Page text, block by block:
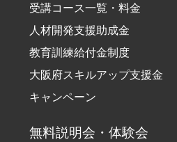
受講コース一覧・料金
人材開発支援助成金
教育訓練給付金制度
大阪府スキルアップ支援金
キャンペーン
無料説明会・体験会